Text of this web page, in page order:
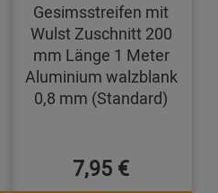
Gesimsstreifen mit
Wulst Zuschnitt 200
mm Länge 1 Meter
Aluminium walzblank
0,8 mm (Standard)
7,95 €